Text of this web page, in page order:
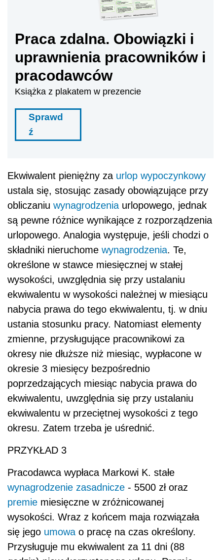
Praca zdalna. Obowiązki i
uprawnienia pracowników i
pracodawców
Książka z plakatem w prezencie
Sprawd
ź
Ekwiwalent pieniężny za urlop wypoczynkowy
ustala się, stosując zasady obowiązujące przy
obliczaniu wynagrodzenia urlopowego, jednak
są pewne różnice wynikające z rozporządzenia
urlopowego. Analogia występuje, jeśli chodzi o
składniki nieruchome wynagrodzenia. Te,
określone w stawce miesięcznej w stałej
wysokości, uwzględnia się przy ustalaniu
ekwiwalentu w wysokości należnej w miesiącu
nabycia prawa do tego ekwiwalentu, tj. w dniu
ustania stosunku pracy. Natomiast elementy
zmienne, przysługujące pracownikowi za
okresy nie dłuższe niż miesiąc, wypłacone w
okresie 3 miesięcy bezpośrednio
poprzedzających miesiąc nabycia prawa do
ekwiwalentu, uwzględnia się przy ustalaniu
ekwiwalentu w przeciętnej wysokości z tego
okresu. Zatem trzeba je uśrednić.
PRZYKŁAD 3
Pracodawca wypłaca Markowi K. stałe
wynagrodzenie zasadnicze - 5500 zł oraz
premie miesięczne w zróżnicowanej
wysokości. Wraz z końcem maja rozwiązała
się jego umowa o pracę na czas określony.
Przysługuje mu ekwiwalent za 11 dni (88